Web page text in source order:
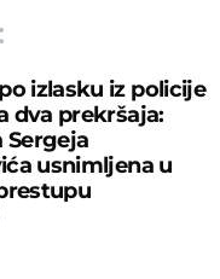
izlasku iz policije
dva prekršaja:
Sergeja
usnimljena u